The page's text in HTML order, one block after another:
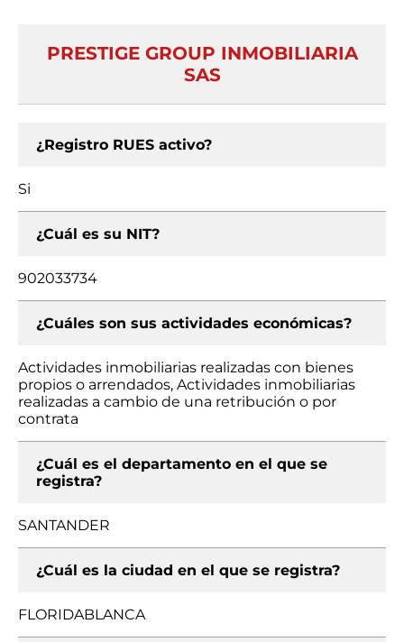
PRESTIGE GROUP INMOBILIARIA
SAS
¿Registro RUES activo?
Si
¿Cuál es su NIT?
902033734
¿Cuáles son sus actividades económicas?
Actividades inmobiliarias realizadas con bienes
propios o arrendados, Actividades inmobiliarias
realizadas a cambio de una retribución o por
contrata
¿Cuál es el departamento en el que se
registra?
SANTANDER
¿Cuál es la ciudad en el que se registra?
FLORIDABLANCA